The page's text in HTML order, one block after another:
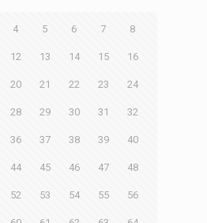
4 5 6 7 8
12 13 14 15 16
20 21 22 23 24
28 29 30 31 32
36 37 38 39 40
44 45 46 47 48
52 53 54 55 56